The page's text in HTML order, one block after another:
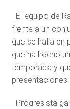
El equipo de
frente a un
que se halla en
que ha hecho
temporada y
presentaciones.
Progresista